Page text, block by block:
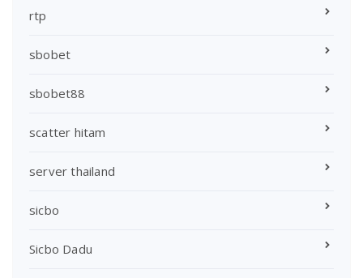
rtp
sbobet
sbobet88
scatter hitam
server thailand
sicbo
Sicbo Dadu